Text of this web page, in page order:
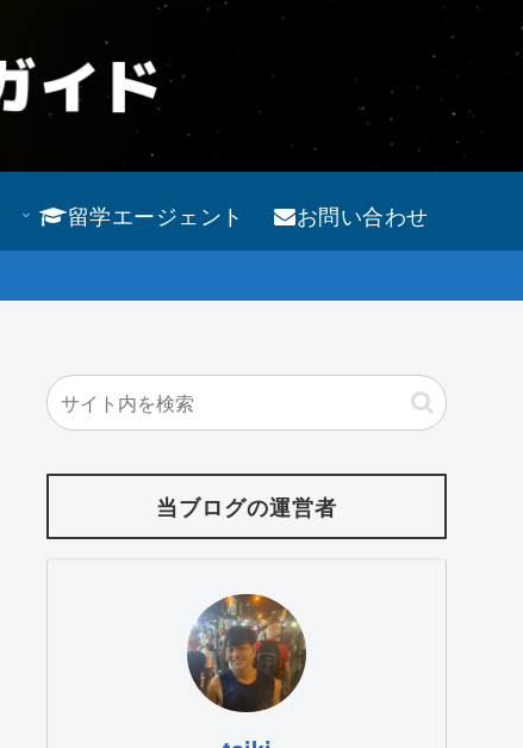
留学エージェント お問い合わせ
当ブログの運営者